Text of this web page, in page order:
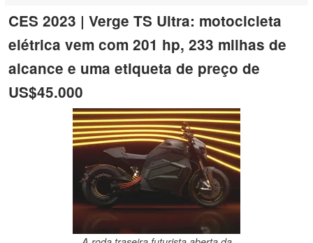
CES 2023 | Verge TS Ultra: motocicleta
elétrica vem com 201 hp, 233 milhas de
alcance e uma etiqueta de preço de
US$45.000